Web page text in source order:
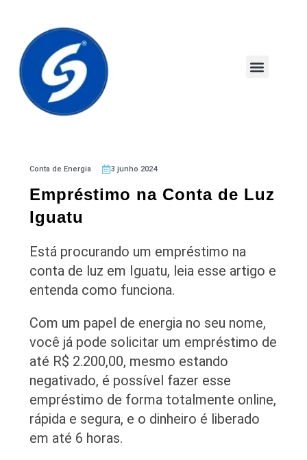
Conta de Energia 3 junho 2024
Empréstimo na Conta de Luz
Iguatu
Está procurando um empréstimo na
conta de luz em Iguatu, leia esse artigo e
entenda como funciona.
Com um papel de energia no seu nome,
você já pode solicitar um empréstimo de
até R$ 2.200,00, mesmo estando
negativado, é possível fazer esse
empréstimo de forma totalmente online,
rápida e segura, e o dinheiro é liberado
em até 6 horas.